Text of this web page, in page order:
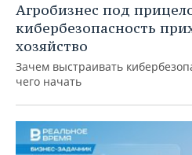
Агробизнес под
кибербезопасность
хозяйство
Зачем выстраивать
чего начать